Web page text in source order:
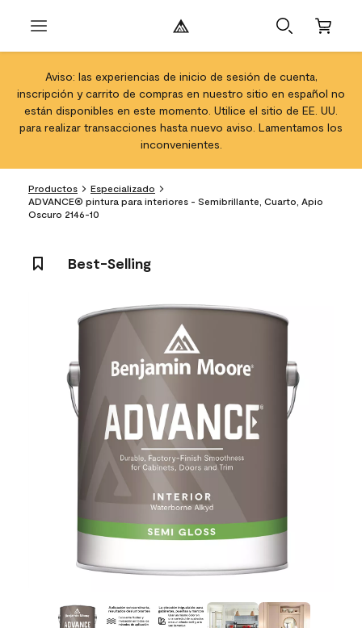
Aviso: las experiencias de inicio de sesión de cuenta,
inscripción y carrito de compras en nuestro sitio en español no
están disponibles en este momento. Utilice el sitio de EE. UU.
para realizar transacciones hasta nuevo aviso. Lamentamos los
inconvenientes.
Productos
Especializado
ADVANCE® pintura para interiores - Semibrillante, Cuarto, Apio
Oscuro 2146-10
Best-Selling